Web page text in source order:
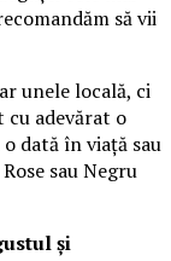
să vii
unele locală, ci
adevărat o
dată în viață sau
sau Negru
și